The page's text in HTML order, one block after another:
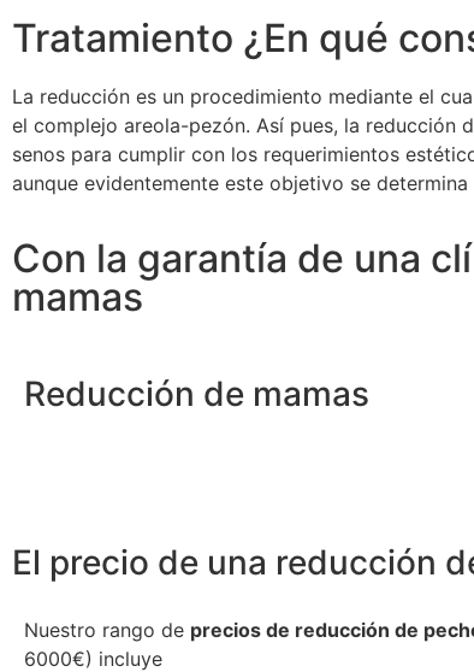
Tratamiento ¿En qué
La reducción es un procedimiento mediante el
el complejo areola-pezón. Así pues, la reducción
senos para cumplir con los requerimientos
aunque evidentemente este objetivo se
Con la garantía de una
mamas
Reducción de mamas
El precio de una reducción
Nuestro rango de precios de reducción de
6000€) incluye